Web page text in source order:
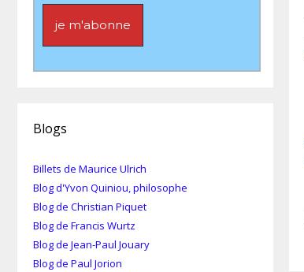
Blogs
Billets de Maurice Ulrich
Blog d'Yvon Quiniou, philosophe
Blog de Christian Piquet
Blog de Francis Wurtz
Blog de Jean-Paul Jouary
Blog de Paul Jorion